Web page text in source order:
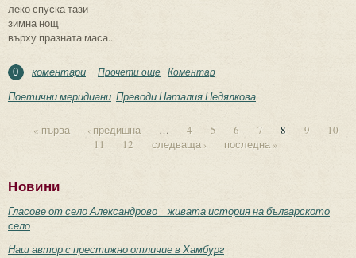
леко спуска тази
зимна нощ
върху празната маса...
0 коментари Прочети още about Надежда
Коментар
Поетични меридиани Преводи Наталия Недялкова
« първа ‹ предишна … 4 5 6 7 8 9
10
11
12 следваща › последна »
Новини
Гласове от село Александрово – живата история на българското
село
Наш автор с престижно отличие в Хамбург